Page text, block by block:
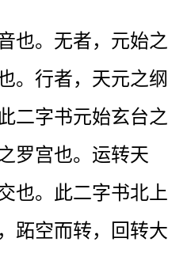
也。无者，元始之
。行者，天元之纲
二字书元始玄台之
罗宫也。运转天
也。此二字书北上
跖空而转，回转大